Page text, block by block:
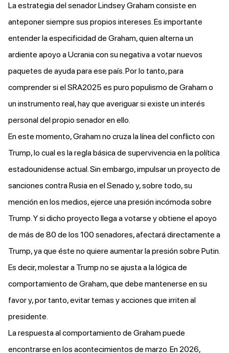
La estrategia del senador Lindsey Graham consiste en
anteponer siempre sus propios intereses. Es importante
entender la especificidad de Graham, quien alterna un
ardiente apoyo a Ucrania con su negativa a votar nuevos
paquetes de ayuda para ese país. Por lo tanto, para
comprender si el SRA2025 es puro populismo de Graham o
un instrumento real, hay que averiguar si existe un interés
personal del propio senador en ello.
En este momento, Graham no cruza la línea del conflicto con
Trump, lo cual es la regla básica de supervivencia en la política
estadounidense actual. Sin embargo, impulsar un proyecto de
sanciones contra Rusia en el Senado y, sobre todo, su
mención en los medios, ejerce una presión incómoda sobre
Trump. Y si dicho proyecto llega a votarse y obtiene el apoyo
de más de 80 de los 100 senadores, afectará directamente a
Trump, ya que éste no quiere aumentar la presión sobre Putin.
Es decir, molestar a Trump no se ajusta a la lógica de
comportamiento de Graham, que debe mantenerse en su
favor y, por tanto, evitar temas y acciones que irriten al
presidente.
La respuesta al comportamiento de Graham puede
encontrarse en los acontecimientos de marzo. En 2026,